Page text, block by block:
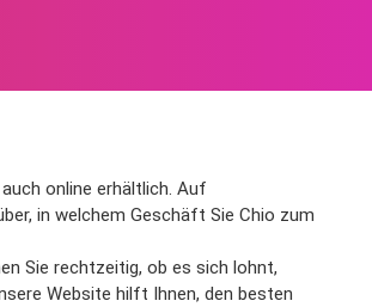
online erhältlich. Auf
in welchem Geschäft Sie Chio zum
Sie rechtzeitig, ob es sich lohnt,
Website hilft Ihnen, den besten